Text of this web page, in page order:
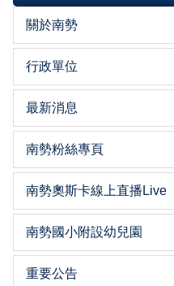
關於南勢
行政單位
最新消息
南勢粉絲專頁
南勢奧斯卡線上直播Live
南勢國小附設幼兒園
重要公告